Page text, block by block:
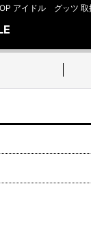
アイドル グッツ